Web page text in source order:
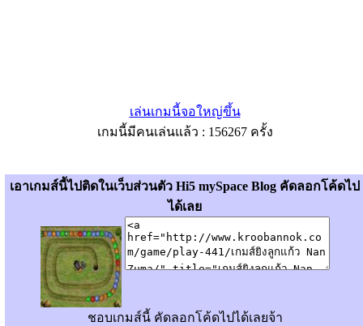
เล่นเกมนี้จอใหญ่ขึ้น
เกมนี้มีคนเล่นแล้ว : 156267 ครั้ง
เอาเกมส์นี้ไปติดในเว็บส่วนตัว Hi5 mySpace Blog คัดลอกโค้ดไป
ได้เลย
ชอบเกมส์นี้ คัดลอกโค้ดไปได้เลยจ้า